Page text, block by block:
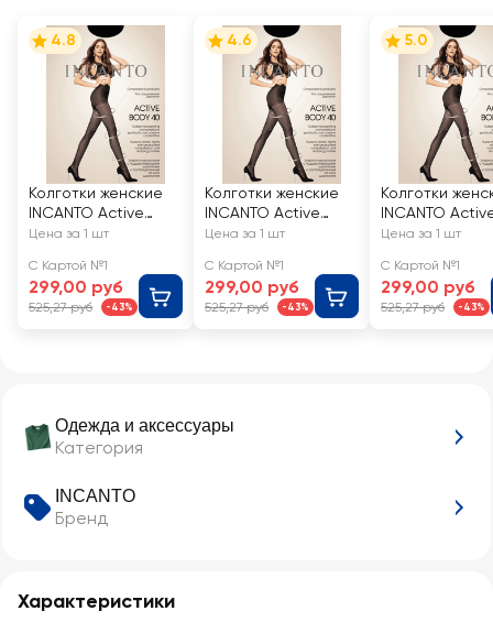
Одежда и аксессуары
Категория
INCANTO
Бренд
Характеристики
4.8
Колготки женские
INCANTO Active
Body 40 den nero 2
Цена за 1 шт
С Картой №1
299,00 руб
525,27 руб -43%
4.6
Колготки женские
INCANTO Active
Body 40 den nero 3
Цена за 1 шт
С Картой №1
299,00 руб
525,27 руб -43%
5.0
Колготки
INCANTO
Body 40 den
Цена за 1 шт
С Картой №1
299,00 руб
525,27 руб -43%